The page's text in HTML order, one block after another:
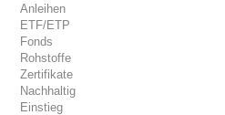
Anleihen
ETF/ETP
Fonds
Rohstoffe
Zertifikate
Nachhaltig
Einstieg